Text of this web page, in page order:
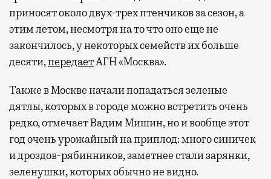
приносят около двух-трех птенчиков за сезон, а
этим летом, несмотря на то что оно еще не
закончилось, у некоторых семейств их больше
десяти,передаетАГН «Москва».
Также в Москве начали попадаться зеленые
дятлы, которых в городе можно встретить очень
редко, отмечает Вадим Мишин, но и вообще этот
год очень урожайный на приплод: много синичек
и дроздов-рябинников, заметнее стали зарянки,
зеленушки, которых обычно не видно.